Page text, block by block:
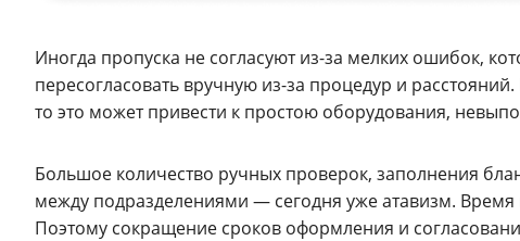
Иногда пропуска не согласуют из-за мелких ошибок,
пересогласовать вручную из-за процедур и
то это может привести к простою оборудования,
Большое количество ручных проверок, заполнения
между подразделениями — сегодня уже атавизм.
Поэтому сокращение сроков оформления и